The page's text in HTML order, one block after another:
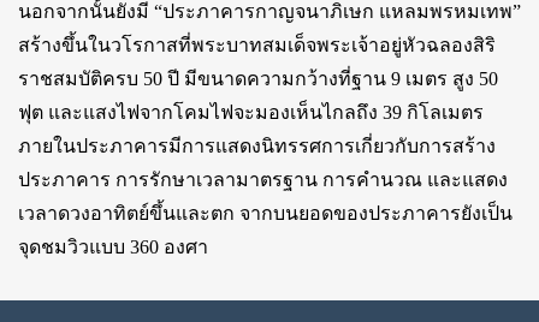
นอกจากนั้นยังมี “ประภาคารกาญจนาภิเษก แหลมพรหมเทพ”
สร้างขึ้นในวโรกาสที่พระบาทสมเด็จพระเจ้าอยู่หัวฉลองสิริ
ราชสมบัติครบ 50 ปี มีขนาดความกว้างที่ฐาน 9 เมตร สูง 50
ฟุต และแสงไฟจากโคมไฟจะมองเห็นไกลถึง 39 กิโลเมตร
ภายในประภาคารมีการแสดงนิทรรศการเกี่ยวกับการสร้าง
ประภาคาร การรักษาเวลามาตรฐาน การคำนวณ และแสดง
เวลาดวงอาทิตย์ขึ้นและตก จากบนยอดของประภาคารยังเป็น
จุดชมวิวแบบ 360 องศา